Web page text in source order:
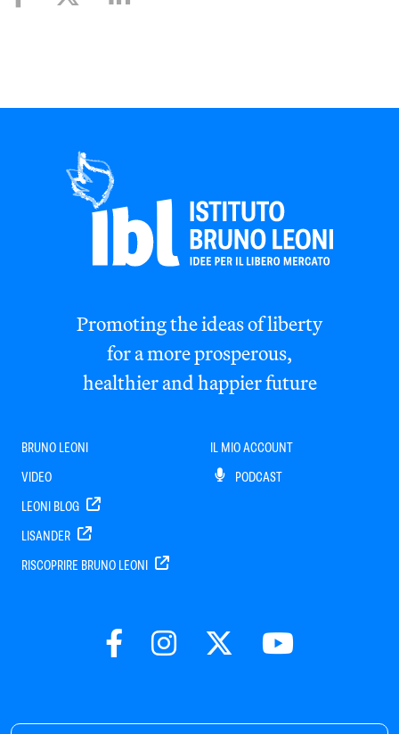
Promoting the ideas of liberty
for a more prosperous,
healthier and happier future
BRUNO LEONI
VIDEO
LEONI BLOG
LISANDER
RISCOPRIRE BRUNO LEONI
IL MIO ACCOUNT
PODCAST